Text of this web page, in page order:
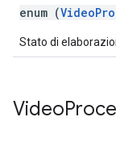
enum (
Stato di
Video